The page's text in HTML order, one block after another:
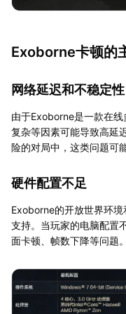
Exoborne卡顿的
网络延迟和不稳定性
由于Exoborne是一款在
复杂等因素可能导致高延
险的对局中，这类问题可
硬件配置不足
Exoborne的开放世界环
支持。当玩家的电脑配置
面卡顿、帧数下降等问题。